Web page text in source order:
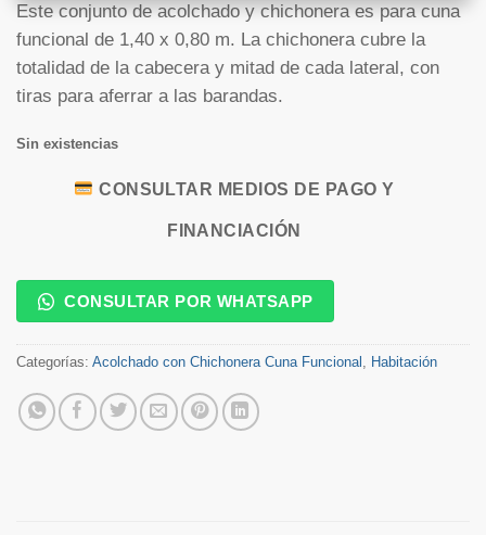
Este conjunto de acolchado y chichonera es para cuna
funcional de 1,40 x 0,80 m. La chichonera cubre la
totalidad de la cabecera y mitad de cada lateral, con
tiras para aferrar a las barandas.
Sin existencias
CONSULTAR MEDIOS DE PAGO Y
FINANCIACIÓN
CONSULTAR POR WHATSAPP
Categorías: Acolchado con Chichonera Cuna Funcional , Habitación